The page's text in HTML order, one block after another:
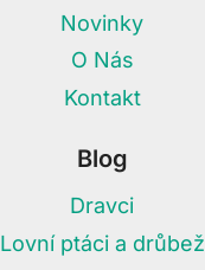
Novinky
O Nás
Kontakt
Blog
Dravci
Lovní ptáci a drůbež